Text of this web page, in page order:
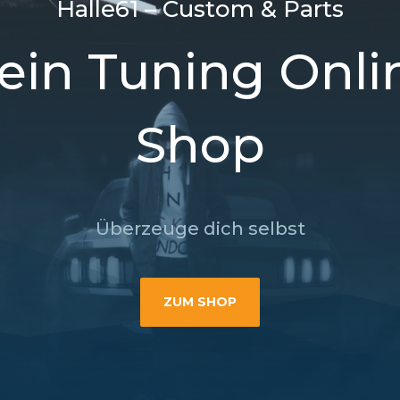
Halle61 – Custom & Parts
Tuning
Shop
Überzeuge dich selbst
ZUM SHOP